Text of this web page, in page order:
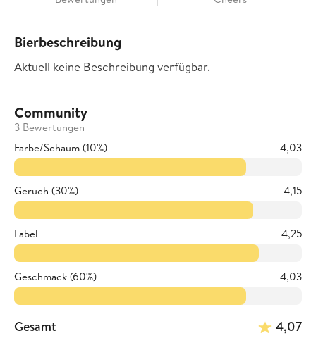
Bierbeschreibung
Aktuell keine Beschreibung verfügbar.
Community
3 Bewertungen
Farbe/Schaum (10%)
4,03
Geruch (30%) 4,15
Label 4,25
Geschmack (60%) 4,03
Gesamt 4,07